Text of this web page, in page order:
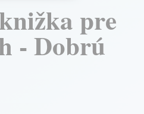
pre
- Dobrú